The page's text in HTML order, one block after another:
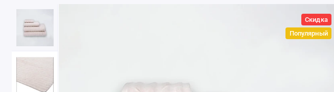
Скидка
Популярный